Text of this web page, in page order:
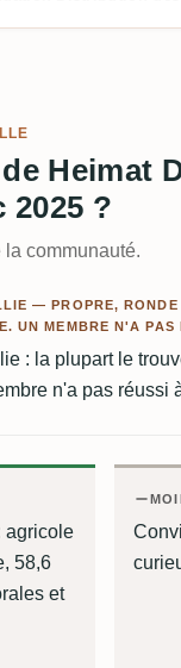
Heimat
2025 ?
communauté.
— PROPRE,
UN MEMBRE N'A
: la plupart le
n'a pas réussi
agricole
58,6
et